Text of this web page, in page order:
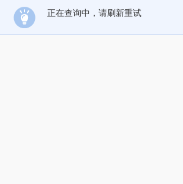
正在查询中，请刷新重试